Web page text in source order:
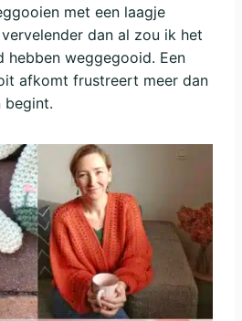
met een laagje
dan al zou ik het
hebben weggegooid. Een
afkomt frustreert meer dan
begint.